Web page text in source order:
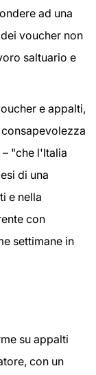
ad una
voucher non
saltuario e
e appalti,
consapevolezza
"che l'Italia
di una
e nella
con
settimane in
su appalti
con un